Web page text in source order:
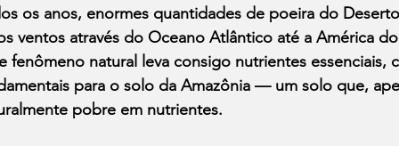
os anos, enormes quantidades de poeira do
ventos através do Oceano Atlântico até a América
fenômeno natural leva consigo nutrientes
para o solo da Amazônia — um solo que,
pobre em nutrientes.